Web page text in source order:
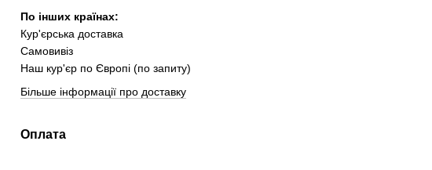
По інших країнах:
Кур'єрська доставка
Самовивіз
Наш кур'єр по Європі (по запиту)
Більше інформації про доставку
Оплата